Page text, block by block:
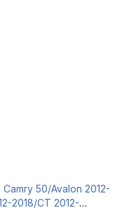
50/Avalon 2012-
2018/CT 2012-